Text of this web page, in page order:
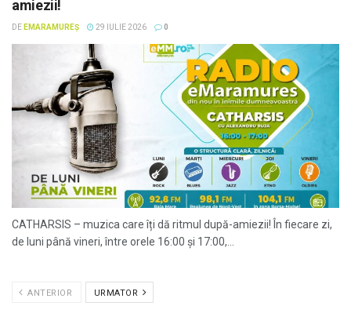
amiezii!
DE EMARAMUREȘ 29 IULIE 2026 0
CATHARSIS – muzica care îți dă ritmul după-amiezii! În fiecare zi,
de luni până vineri, între orele 16:00 și 17:00,...
ANTERIOR URMATOR